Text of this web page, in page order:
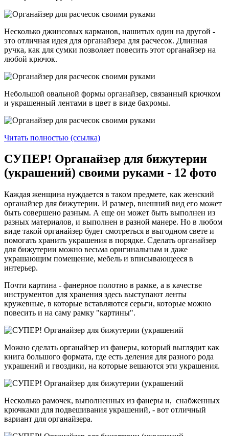
Несколько джинсовых карманов, нашитых один на другой -
это отличная идея для органайзера для расчесок. Длинная
ручка, как для сумки позволяет повесить этот органайзер на
любой крючок.
Небольшой овальной формы органайзер, связанный крючком
и украшенный лентами в цвет в виде бахромы.
Читать полностью (ссылка)
СУПЕР! Органайзер для бижутерии
(украшений) своими руками - 12 фото
Каждая женщина нуждается в таком предмете, как женский
органайзер для бижутерии. И размер, внешний вид его может
быть совершено разным. А еще он может быть выполнен из
разных материалов, и выполнен в разной манере. Но в любом
виде такой органайзер будет смотреться в выгодном свете и
помогать хранить украшения в порядке. Сделать органайзер
для бижутерии можно весьма оригинальным и даже
украшающим помещение, мебель и вписывающееся в
интерьер.
Почти картина - фанерное полотно в рамке, а в качестве
инструментов для хранения здесь выступают ленты
кружевные, в которые вставляются серьги, которые можно
повесить и на саму рамку "картины".
Можно сделать органайзер из фанеры, который выглядит как
книга большого формата, где есть деления для разного рода
украшений и гвоздики, на которые вешаются эти украшения.
Несколько рамочек, выполненных из фанеры и, снабженных
крючками для подвешивания украшений, - вот отличный
вариант для органайзера.